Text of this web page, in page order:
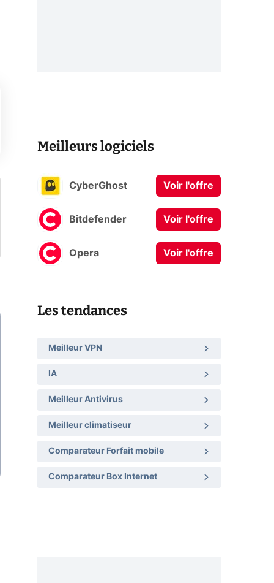
Meilleurs logiciels
CyberGhost Voir l'offre
Bitdefender Voir l'offre
Opera Voir l'offre
Les tendances
Meilleur VPN
IA
Meilleur Antivirus
Meilleur climatiseur
Comparateur Forfait mobile
Comparateur Box Internet